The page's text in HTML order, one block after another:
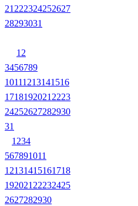
21222324252627
28293031
12
3456789
10111213141516
17181920212223
24252627282930
31
1234
567891011
12131415161718
19202122232425
2627282930